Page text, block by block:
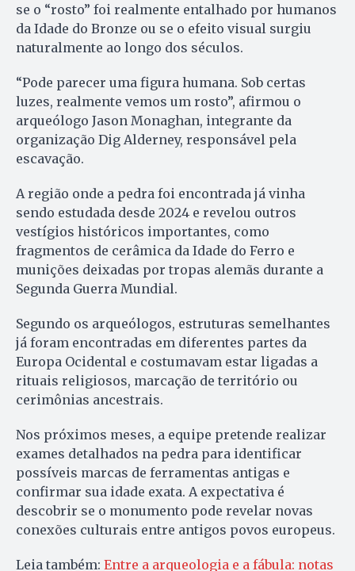
se o “rosto” foi realmente entalhado por humanos
da Idade do Bronze ou se o efeito visual surgiu
naturalmente ao longo dos séculos.
“Pode parecer uma figura humana. Sob certas
luzes, realmente vemos um rosto”, afirmou o
arqueólogo Jason Monaghan, integrante da
organização Dig Alderney, responsável pela
escavação.
A região onde a pedra foi encontrada já vinha
sendo estudada desde 2024 e revelou outros
vestígios históricos importantes, como
fragmentos de cerâmica da Idade do Ferro e
munições deixadas por tropas alemãs durante a
Segunda Guerra Mundial.
Segundo os arqueólogos, estruturas semelhantes
já foram encontradas em diferentes partes da
Europa Ocidental e costumavam estar ligadas a
rituais religiosos, marcação de território ou
cerimônias ancestrais.
Nos próximos meses, a equipe pretende realizar
exames detalhados na pedra para identificar
possíveis marcas de ferramentas antigas e
confirmar sua idade exata. A expectativa é
descobrir se o monumento pode revelar novas
conexões culturais entre antigos povos europeus.
Leia também: Entre a arqueologia e a fábula: notas